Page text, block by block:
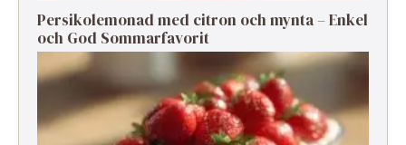
Persikolemonad med citron och mynta – Enkel
och God Sommarfavorit